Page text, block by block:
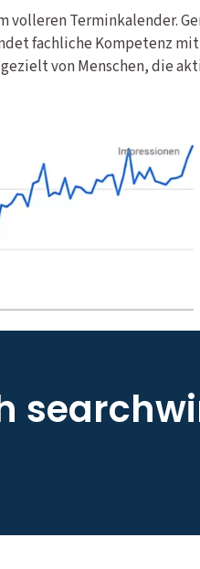
Terminkalender.
fachliche Kompetenz
von Menschen, die